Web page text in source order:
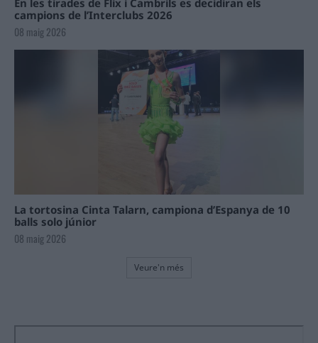
campions de l’Interclubs 2026
08 maig 2026
La tortosina Cinta Talarn, campiona d’Espanya de 10
balls solo júnior
08 maig 2026
Veure'n més